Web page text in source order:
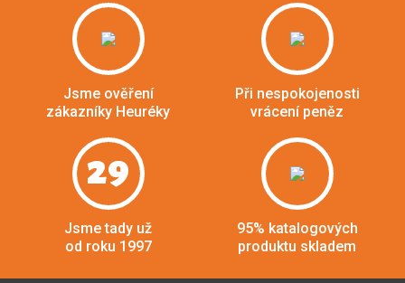
Jsme ověření
zákazníky Heuréky
Při nespokojenosti
vrácení peněz
29
Jsme tady už
od roku 1997
95% katalogových
produktu skladem